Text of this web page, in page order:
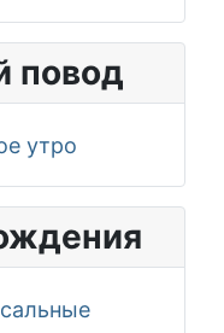
повод
утро